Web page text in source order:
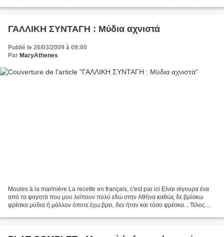
ΓΑΛΛΙΚΗ ΣΥΝΤΑΓΗ : Μύδια αχνιστά
Publié le 26/03/2009 à 09:00
Par MaryAthenes
Moules à la marinière La recette en français, c'est par ici Είναι σίγουρα ένα
από τα φαγητά που μου λείπουν πολύ εδώ στην Αθήνα καθώς δε βρίσκω
φρέσκα μύδια ή μάλλον όποτε έχω βρει, δεν ήταν και τόσο φρέσκα... Τέλος